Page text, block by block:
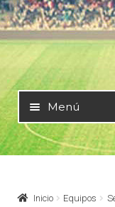
Ir
a
la
navegación
Ir
al
contenido
Menú
Mundial 2026
Selecciones
Inicio Equipos